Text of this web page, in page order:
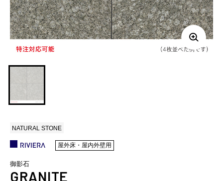
NATURAL STONE
屋外床・屋内外壁用
御影石
GRANITE